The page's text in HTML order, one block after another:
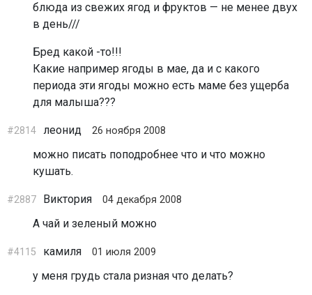
блюда из свежих ягод и фруктов — не менее двух
в день///
Бред какой -то!!!
Какие например ягоды в мае, да и с какого
периода эти ягоды можно есть маме без ущерба
для малыша???
#2814 леонид 26 ноября 2008
можно писать поподробнее что и что можно
кушать.
#2887 Виктория 04 декабря 2008
А чай и зеленый можно
#4115 камиля 01 июля 2009
у меня грудь стала ризная что делать?